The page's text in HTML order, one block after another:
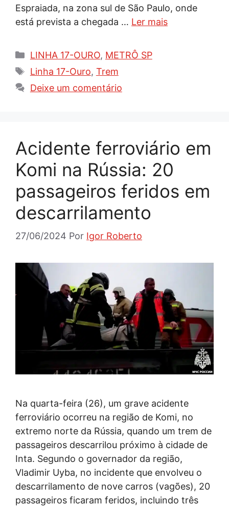
Espraiada, na zona sul de São Paulo, onde
está prevista a chegada … Ler mais
Categorias
LINHA 17-OURO, METRÔ SP
Tags
Linha 17-Ouro, Trem
Deixe um comentário
Acidente ferroviário em
Komi na Rússia: 20
passageiros feridos em
descarrilamento
27/06/2024 Por Igor Roberto
Na quarta-feira (26), um grave acidente
ferroviário ocorreu na região de Komi, no
extremo norte da Rússia, quando um trem de
passageiros descarrilou próximo à cidade de
Inta. Segundo o governador da região,
Vladimir Uyba, no incidente que envolveu o
descarrilamento de nove carros (vagões), 20
passageiros ficaram feridos, incluindo três